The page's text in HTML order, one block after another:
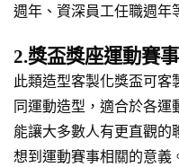
週年、資深員工任職週年
2.獎盃獎座運動賽
此類造型客製化獎盃可
同運動造型，適合於各運
能讓大多數人有更直觀的
想到運動賽事相關的意義